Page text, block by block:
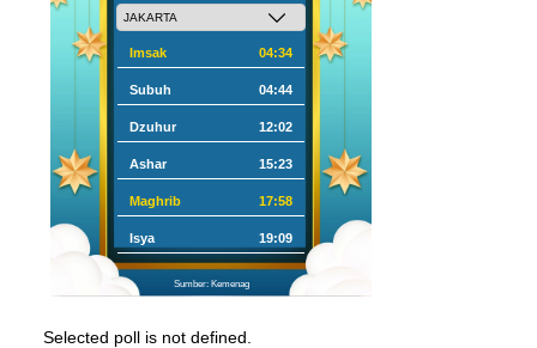
Imsak 04:34
Subuh 04:44
Dzuhur 12:02
Ashar 15:23
Maghrib 17:58
Isya 19:09
Sumber: Kemenag
Selected poll is not defined.